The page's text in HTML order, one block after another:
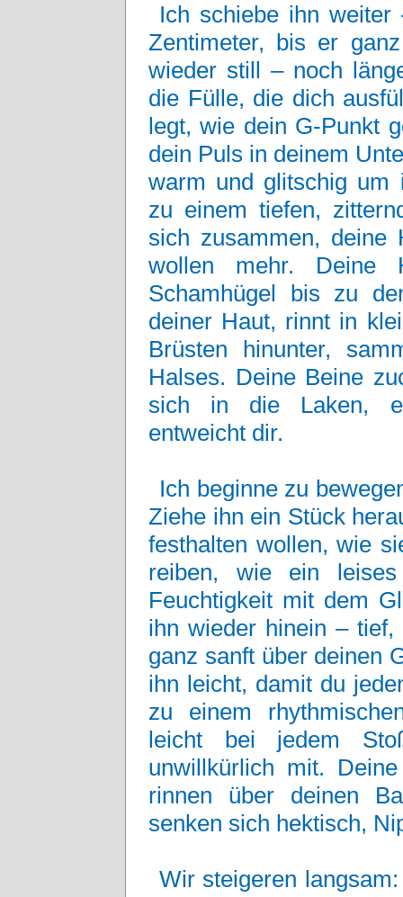
Ich schiebe ihn
Zentimeter, bis er
wieder still – noch
die Fülle, die dich
legt, wie dein G-Punkt
dein Puls in deinem
warm und glitschig um
zu einem tiefen,
sich zusammen, deine
wollen mehr.
Schamhügel bis zu
deiner Haut, rinnt in
Brüsten hinunter,
Halses. Deine Beine
sich in die Laken,
entweicht dir.
Ich beginne zu
Ziehe ihn ein Stück
festhalten wollen, wie
reiben, wie ein
Feuchtigkeit mit dem
ihn wieder hinein –
ganz sanft über deinen
ihn leicht, damit du
zu einem
leicht bei jedem
unwillkürlich mit.
rinnen über deinen
senken sich hektisch,
Wir steigeren